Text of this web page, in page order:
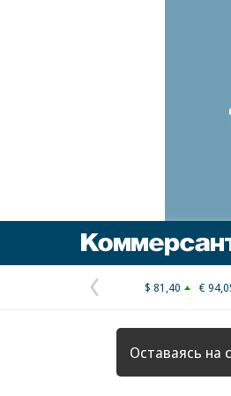
Предыдущая
страница
$ 81,40 €
Оставаясь на